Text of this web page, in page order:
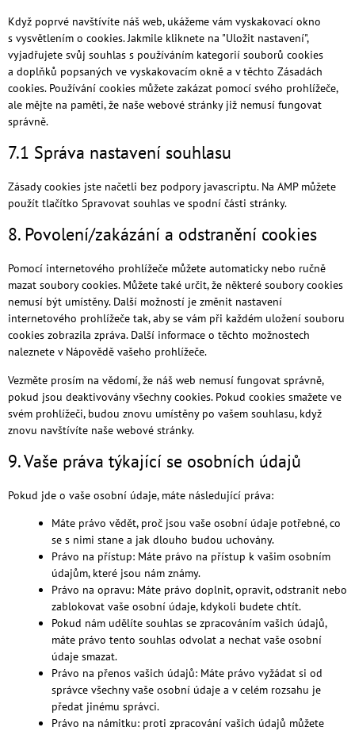
Když poprvé navštívíte náš web, ukážeme vám vyskakovací okno
s vysvětlením o cookies. Jakmile kliknete na "Uložit nastavení",
vyjadřujete svůj souhlas s používáním kategorií souborů cookies
a doplňků popsaných ve vyskakovacím okně a v těchto Zásadách
cookies. Používání cookies můžete zakázat pomocí svého prohlížeče,
ale mějte na paměti, že naše webové stránky již nemusí fungovat
správně.
7.1 Správa nastavení souhlasu
Zásady cookies jste načetli bez podpory javascriptu. Na AMP můžete
použít tlačítko Spravovat souhlas ve spodní části stránky.
8. Povolení/zakázání a odstranění cookies
Pomocí internetového prohlížeče můžete automaticky nebo ručně
mazat soubory cookies. Můžete také určit, že některé soubory cookies
nemusí být umístěny. Další možností je změnit nastavení
internetového prohlížeče tak, aby se vám při každém uložení souboru
cookies zobrazila zpráva. Další informace o těchto možnostech
naleznete v Nápovědě vašeho prohlížeče.
Vezměte prosím na vědomí, že náš web nemusí fungovat správně,
pokud jsou deaktivovány všechny cookies. Pokud cookies smažete ve
svém prohlížeči, budou znovu umístěny po vašem souhlasu, když
znovu navštívíte naše webové stránky.
9. Vaše práva týkající se osobních údajů
Pokud jde o vaše osobní údaje, máte následující práva:
Máte právo vědět, proč jsou vaše osobní údaje potřebné, co
se s nimi stane a jak dlouho budou uchovány.
Právo na přístup: Máte právo na přístup k vašim osobním
údajům, které jsou nám známy.
Právo na opravu: Máte právo doplnit, opravit, odstranit nebo
zablokovat vaše osobní údaje, kdykoli budete chtít.
Pokud nám udělíte souhlas se zpracováním vašich údajů,
máte právo tento souhlas odvolat a nechat vaše osobní
údaje smazat.
Právo na přenos vašich údajů: Máte právo vyžádat si od
správce všechny vaše osobní údaje a v celém rozsahu je
předat jinému správci.
Právo na námitku: proti zpracování vašich údajů můžete